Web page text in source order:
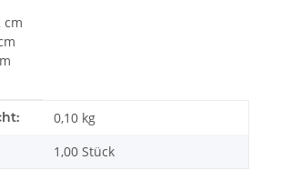
cm
0,10 kg
1,00 Stück